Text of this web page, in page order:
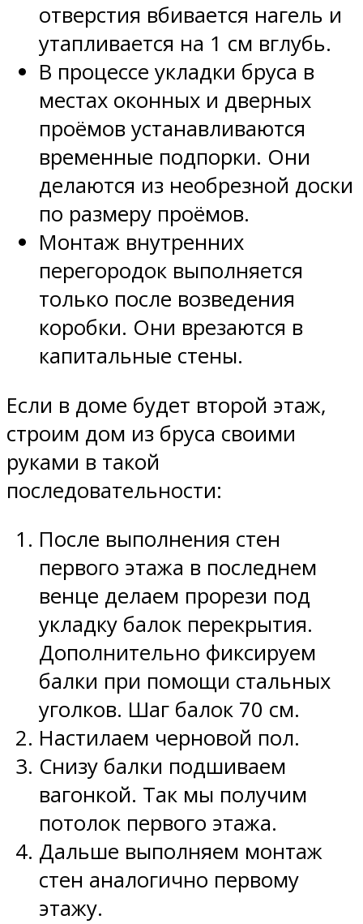
отверстия вбивается нагель и
утапливается на 1 см вглубь.
В процессе укладки бруса в
местах оконных и дверных
проёмов устанавливаются
временные подпорки. Они
делаются из необрезной доски
по размеру проёмов.
Монтаж внутренних
перегородок выполняется
только после возведения
коробки. Они врезаются в
капитальные стены.
Если в доме будет второй этаж,
строим дом из бруса своими
руками в такой
последовательности:
После выполнения стен
первого этажа в последнем
венце делаем прорези под
укладку балок перекрытия.
Дополнительно фиксируем
балки при помощи стальных
уголков. Шаг балок 70 см.
Настилаем черновой пол.
Снизу балки подшиваем
вагонкой. Так мы получим
потолок первого этажа.
Дальше выполняем монтаж
стен аналогично первому
этажу.